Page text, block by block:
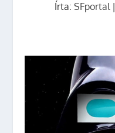
Írta: SFportal|